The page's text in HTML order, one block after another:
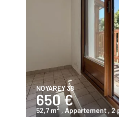
NOYAREY 38
650 €
52,7 m2 , Appartement , 2